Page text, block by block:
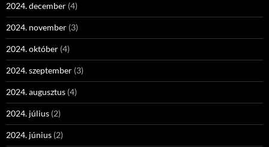
2024. december (4)
2024. november (3)
2024. október (4)
2024. szeptember (3)
2024. augusztus (4)
2024. július (2)
2024. június (2)